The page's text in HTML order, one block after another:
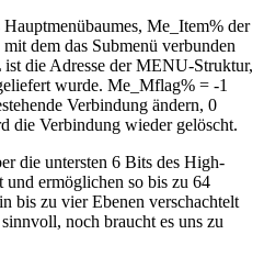
Me_Item% der
dem das Submenü verbunden
die Adresse der MENU-Struktur,
wurde. Me_Mflag% = -1
Verbindung ändern, 0
die Verbindung wieder gelöscht.
die untersten 6 Bits des High-
ermöglichen so bis zu 64
bis zu vier Ebenen verschachtelt
noch braucht es uns zu